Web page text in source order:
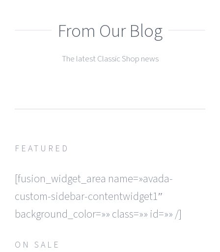
From Our Blog
The latest Classic Shop news
FEATURED
[fusion_widget_area name=»avada-
custom-sidebar-contentwidget1″
background_color=»» class=»» id=»» /]
ON SALE